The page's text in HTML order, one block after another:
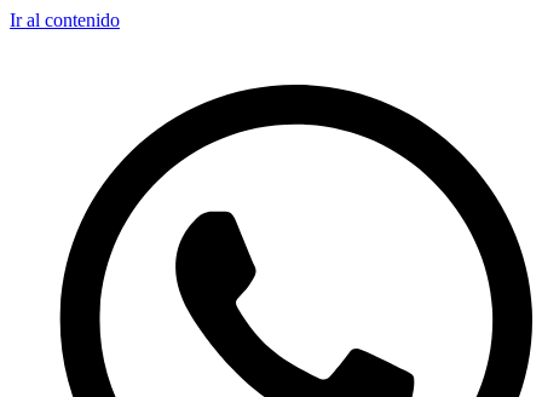
Ir al contenido